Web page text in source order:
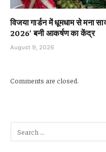
विजया गार्डन में धूमधाम से मना
2026’ बनी आकर्षण का केंद्र
August 9, 2026
Comments are closed.